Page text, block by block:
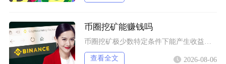
币圈挖矿能赚钱吗
币圈挖矿极少数特定条件下能产生收益，普通散户、国内居家挖矿几乎不可能赚钱，多数参与者长期处
查看全文 2026-08-06